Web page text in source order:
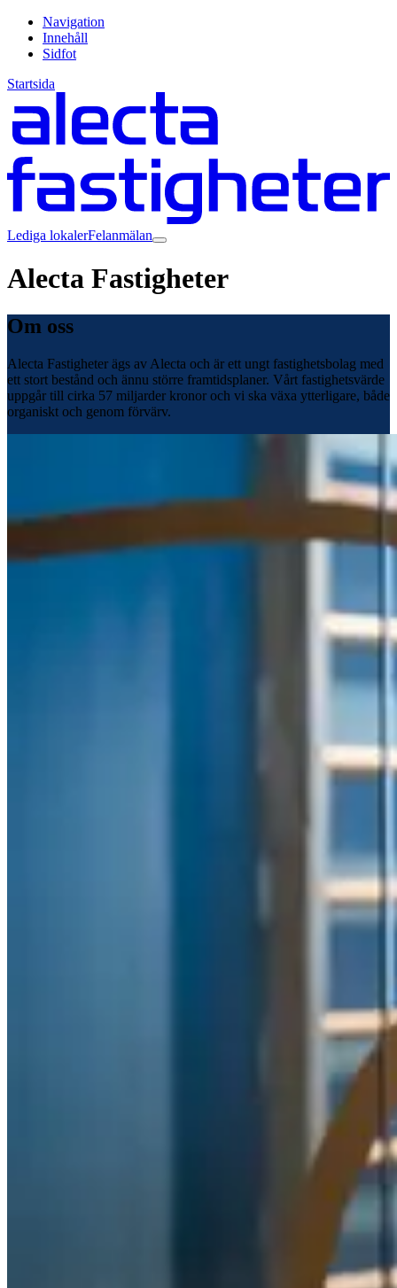
Navigation
Innehåll
Sidfot
Startsida
Lediga lokalerFelanmälan
Alecta Fastigheter
Om oss
Alecta Fastigheter ägs av Alecta och är ett ungt fastighetsbolag med
ett stort bestånd och ännu större framtidsplaner. Vårt fastighetsvärde
uppgår till cirka 57 miljarder kronor och vi ska växa ytterligare, både
organiskt och genom förvärv.